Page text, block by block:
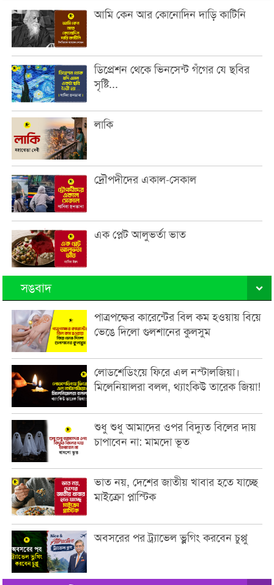
আমি কেন আর কোনোদিন দাড়ি কাটিনি
ডিপ্রেশন থেকে ভিনসেন্ট গঁগের যে ছবির
সৃষ্টি...
লাকি
দ্রৌপদীদের একাল-সেকাল
এক প্লেট আলুভর্তা ভাত
সঙবাদ
পাত্রপক্ষের কারেন্টের বিল কম হওয়ায় বিয়ে
ভেঙে দিলো গুলশানের কুলসুম
লোডশেডিংয়ে ফিরে এল নস্টালজিয়া।
মিলেনিয়ালরা বলল, থ্যাংকিউ তারেক জিয়া!
শুধু শুধু আমাদের ওপর বিদ্যুত বিলের দায়
চাপাবেন না: মামদো ভূত
ভাত নয়, দেশের জাতীয় খাবার হতে যাচ্ছে
মাইক্রো প্লাস্টিক
অবসরের পর ট্র্যাভেল ভ্লগিং করবেন চুপ্পু